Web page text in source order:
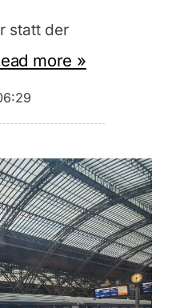
statt der
more »